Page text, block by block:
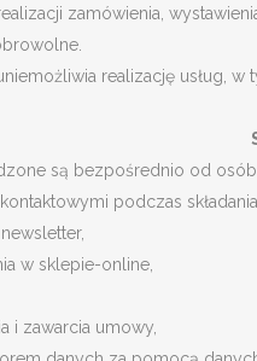
zamówienia,
realizację usług, w
są bezpośrednio od
podczas
w sklepie-online,
i zawarcia umowy,